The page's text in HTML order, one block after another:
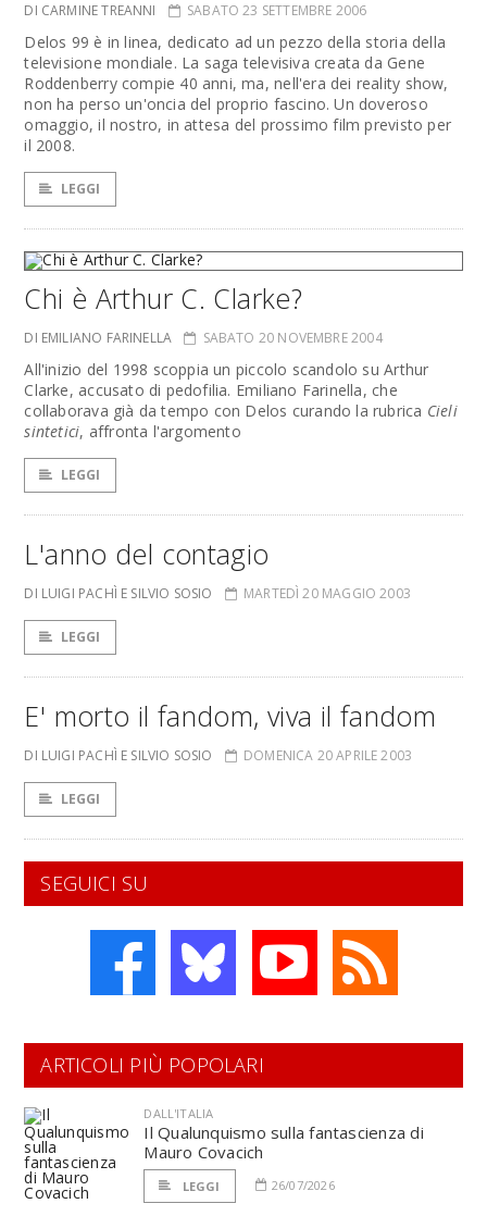
DI CARMINE TREANNI SABATO 23 SETTEMBRE 2006
Delos 99 è in linea, dedicato ad un pezzo della storia della
televisione mondiale. La saga televisiva creata da Gene
Roddenberry compie 40 anni, ma, nell'era dei reality show,
non ha perso un'oncia del proprio fascino. Un doveroso
omaggio, il nostro, in attesa del prossimo film previsto per
il 2008.
LEGGI
Chi è Arthur C. Clarke?
DI EMILIANO FARINELLA SABATO 20 NOVEMBRE 2004
All'inizio del 1998 scoppia un piccolo scandolo su Arthur
Clarke, accusato di pedofilia. Emiliano Farinella, che
collaborava già da tempo con Delos curando la rubrica Cieli
sintetici, affronta l'argomento
LEGGI
L'anno del contagio
DI LUIGI PACHÌ E SILVIO SOSIO MARTEDÌ 20 MAGGIO 2003
LEGGI
E' morto il fandom, viva il fandom
DI LUIGI PACHÌ E SILVIO SOSIO DOMENICA 20 APRILE 2003
LEGGI
SEGUICI SU
ARTICOLI PIÙ POPOLARI
DALL'ITALIA
Il Qualunquismo sulla fantascienza di
Mauro Covacich
LEGGI 26/07/2026